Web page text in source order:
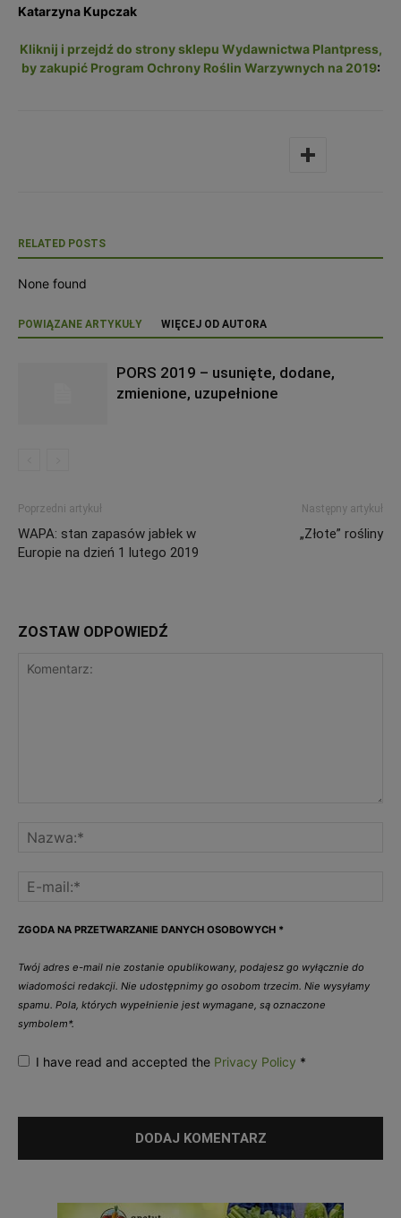
Katarzyna Kupczak
Kliknij i przejdź do strony sklepu Wydawnictwa Plantpress,
by zakupić Program Ochrony Roślin Warzywnych na 2019:
RELATED POSTS
None found
POWIĄZANE ARTYKUŁY WIĘCEJ OD AUTORA
PORS 2019 – usunięte, dodane,
zmienione, uzupełnione
Poprzedni artykuł
WAPA: stan zapasów jabłek w
Europie na dzień 1 lutego 2019
Następny artykuł
„Złote” rośliny
ZOSTAW ODPOWIEDŹ
ZGODA NA PRZETWARZANIE DANYCH OSOBOWYCH *
Twój adres e-mail nie zostanie opublikowany, podajesz go wyłącznie do
wiadomości redakcji. Nie udostępnimy go osobom trzecim. Nie wysyłamy
spamu. Pola, których wypełnienie jest wymagane, są oznaczone
symbolem*.
I have read and accepted the Privacy Policy *